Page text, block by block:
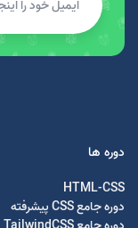
دوره ها
HTML-CSS
دوره جامع CSS پیشرفته